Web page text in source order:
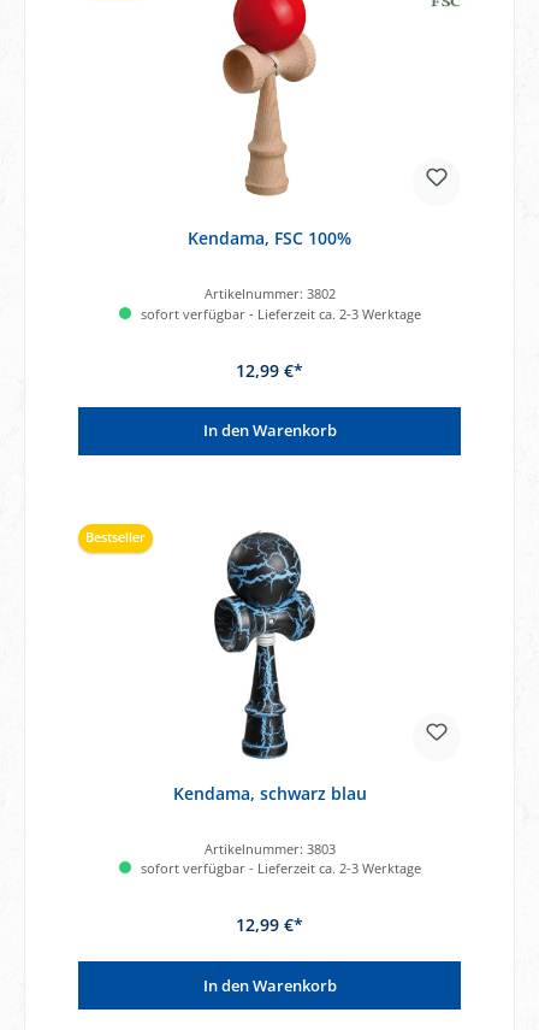
Kendama, FSC 100%
Artikelnummer: 3802
sofort verfügbar - Lieferzeit ca. 2-3 Werktage
12,99 €*
In den Warenkorb
Bestseller
Kendama, schwarz blau
Artikelnummer: 3803
sofort verfügbar - Lieferzeit ca. 2-3 Werktage
12,99 €*
In den Warenkorb